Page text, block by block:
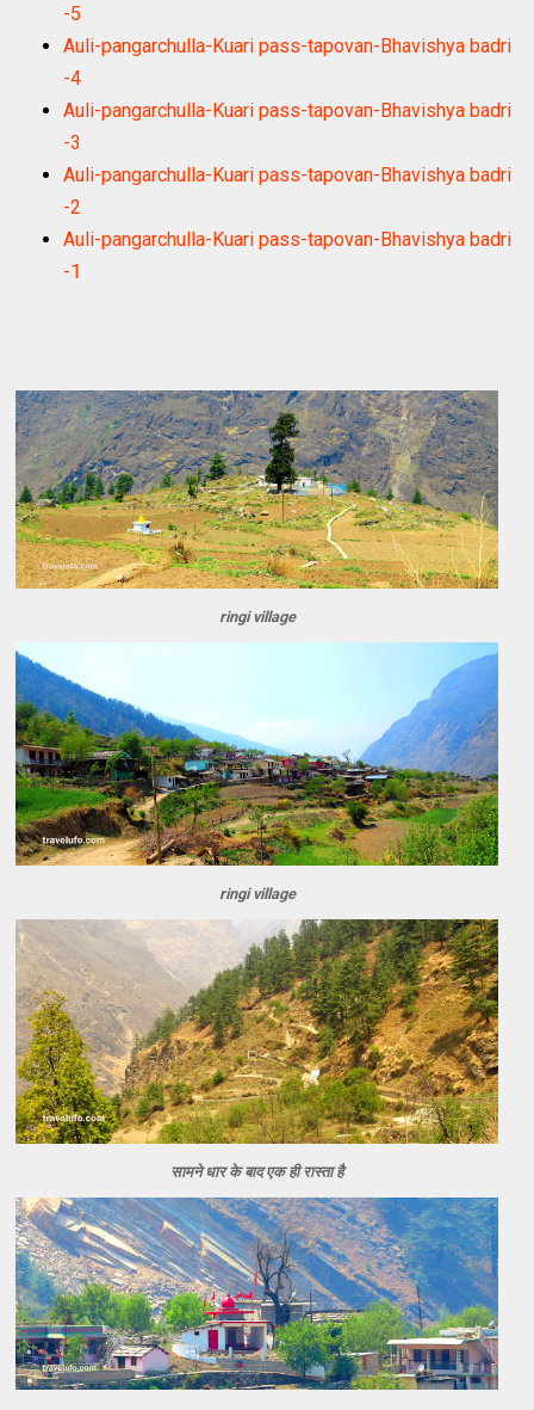
-5
Auli-pangarchulla-Kuari pass-tapovan-Bhavishya badri
-4
Auli-pangarchulla-Kuari pass-tapovan-Bhavishya badri
-3
Auli-pangarchulla-Kuari pass-tapovan-Bhavishya badri
-2
Auli-pangarchulla-Kuari pass-tapovan-Bhavishya badri
-1
ringi village
ringi village
सामने धार के बाद एक ही रास्ता है